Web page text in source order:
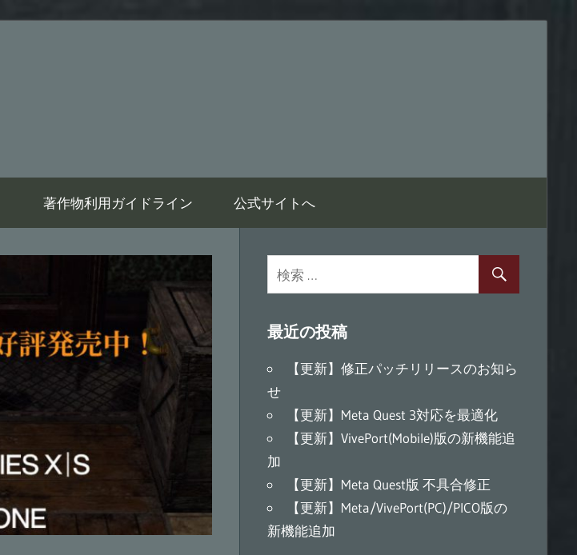
Official
Weblog
著作物利用ガイドライン 公式サイトへ
最近の投稿
【更新】修正パッチリリースのお知ら
せ
【更新】Meta Quest 3対応を最適化
【更新】VivePort(Mobile)版の新機能追
加
【更新】Meta Quest版 不具合修正
【更新】Meta/VivePort(PC)/PICO版の
新機能追加